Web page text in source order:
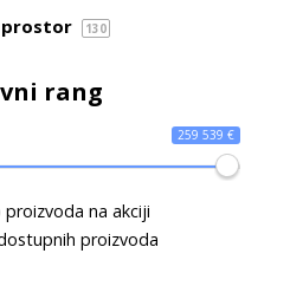
prostor 130
rang
259 539 €
proizvoda na akciji
proizvoda